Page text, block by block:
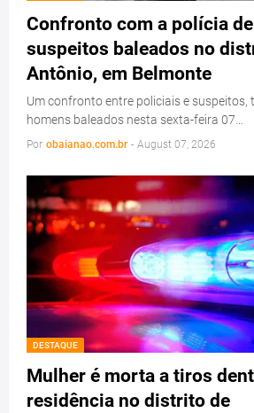
Confronto com a polícia
suspeitos baleados no
Antônio, em Belmonte
Um confronto entre policiais e suspeitos,
homens baleados nesta sexta-feira 07…
Por obaianao.com.br - August 07, 2026
DESTAQUE
Mulher é morta a tiros
residência no distrito de